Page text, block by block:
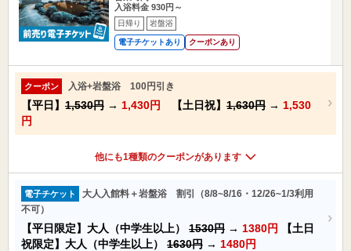
入浴料金 930円～
日帰り 岩盤浴
電子チケットあり クーポンあり
クーポン 入浴+岩盤浴 100円引き
【平日】 1,530円 → 1,430円 【土日祝】 1,630円 → 1,530
円
他にも1種類のクーポンがあります
電子チケット
大人入館料＋岩盤浴 割引（8/8~8/16・12/26~1/3利用
不可）
【平日限定】大人（中学生以上） 1530円 → 1380円
【土日
祝限定】大人（中学生以上） 1630円 → 1480円